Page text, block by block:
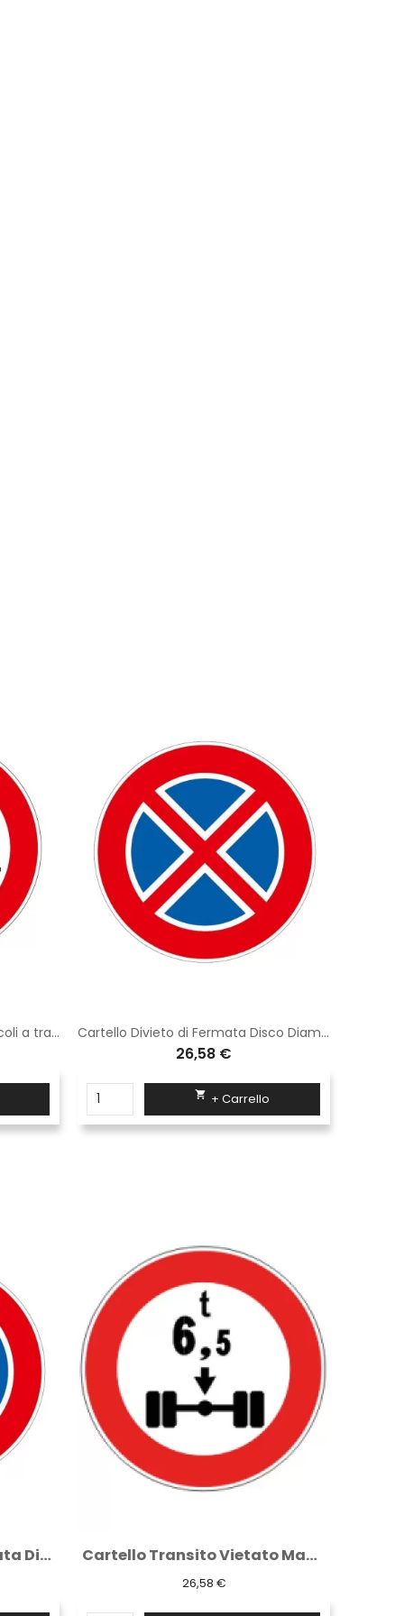
Cartello Transito vietato ai veicoli a trazione animale Disco Diametro 60 cm Classe 1 Fig. 53 Lamiera Cartello Divieto di Fermata Disco Diametro 60 cm Classe 1 Fig. 75 in lamiera
26,58 €
 + Carrello
Cartello Transito Vietato Massa per Asse... Archetto parapedonale rosso/bianco...
71,88 €